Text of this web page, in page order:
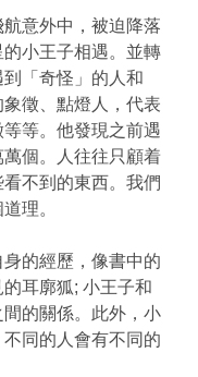
意外中，被迫降落
小王子相遇。並轉
「奇怪」的人和
徵、點燈人，代表
等。他發現之前遇
萬個。人往往只顧着
不到的東西。我們
理。
的經歷，像書中的
耳廓狐; 小王子和
的關係。此外，小
同的人會有不同的